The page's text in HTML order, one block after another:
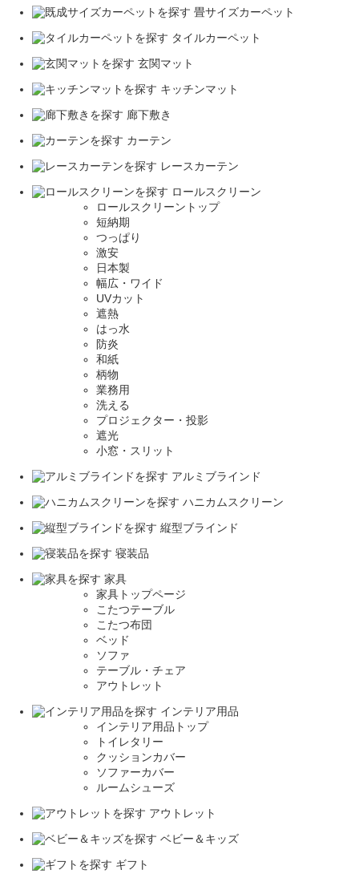
畳サイズカーペット
タイルカーペット
玄関マット
キッチンマット
廊下敷き
カーテン
レースカーテン
ロールスクリーン
ロールスクリーントップ
短納期
つっぱり
激安
日本製
幅広・ワイド
UVカット
遮熱
はっ水
防炎
和紙
柄物
業務用
洗える
プロジェクター・投影
遮光
小窓・スリット
アルミブラインド
ハニカムスクリーン
縦型ブラインド
寝装品
家具
家具トップページ
こたつテーブル
こたつ布団
ベッド
ソファ
テーブル・チェア
アウトレット
インテリア用品
インテリア用品トップ
トイレタリー
クッションカバー
ソファーカバー
ルームシューズ
アウトレット
ベビー＆キッズ
ギフト